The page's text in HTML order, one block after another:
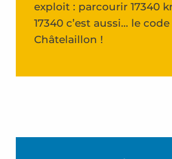
exploit : parcourir 17340
17340 c’est aussi… le
Châtelaillon !